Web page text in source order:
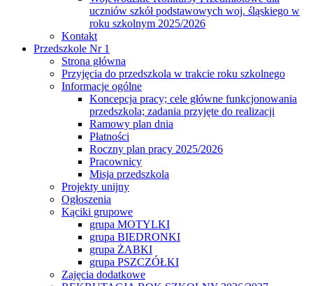
uczniów szkół podstawowych woj. śląskiego w
roku szkolnym 2025/2026
Kontakt
Przedszkole Nr 1
Strona główna
Przyjęcia do przedszkola w trakcie roku szkolnego
Informacje ogólne
Koncepcja pracy; cele główne funkcjonowania
przedszkola; zadania przyjęte do realizacji
Ramowy plan dnia
Płatności
Roczny plan pracy 2025/2026
Pracownicy
Misja przedszkola
Projekty unijny
Ogłoszenia
Kąciki grupowe
grupa MOTYLKI
grupa BIEDRONKI
grupa ŻABKI
grupa PSZCZÓŁKI
Zajęcia dodatkowe